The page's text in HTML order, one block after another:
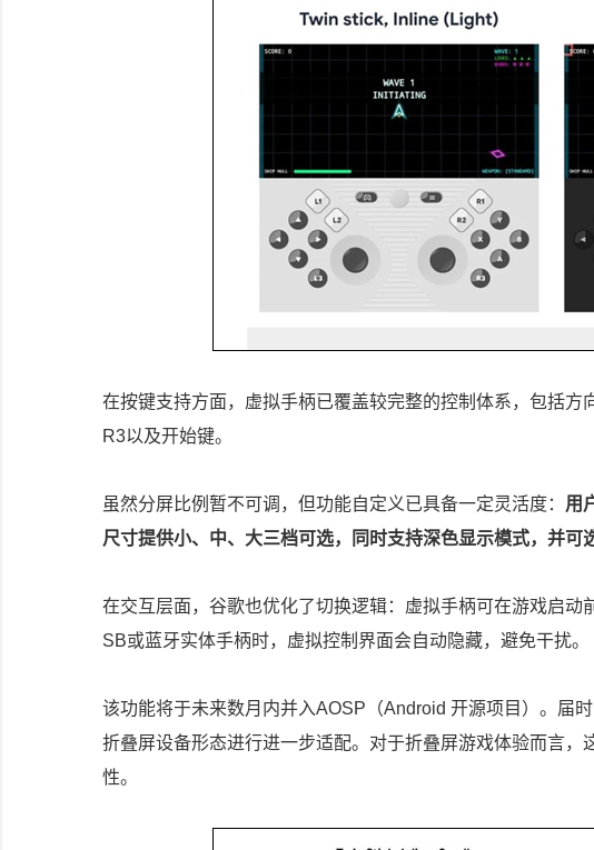
在按键支持方面，虚拟手柄已覆盖较完整的控制体系，包括
R3以及开始键。
虽然分屏比例暂不可调，但功能自定义已具备一定灵活度： 用
尺寸提供小、中、大三档可选，同时支持深色显示模式，并可
在交互层面，谷歌也优化了切换逻辑：虚拟手柄可在游戏启
SB或蓝牙实体手柄时，虚拟控制界面会自动隐藏，避免干扰。
该功能将于未来数月内并入AOSP（Android 开源项目）。届
折叠屏设备形态进行进一步适配。对于折叠屏游戏体验而言
性。